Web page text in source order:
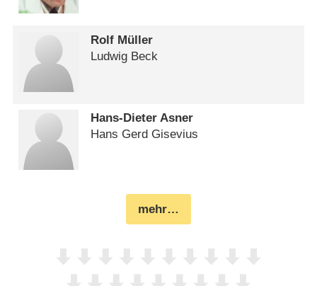
Rolf Müller
Ludwig Beck
Hans-Dieter Asner
Hans Gerd Gisevius
mehr…